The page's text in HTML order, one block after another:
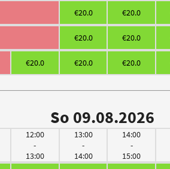
€20.0 €20.0
€20.0 €20.0
€20.0 €20.0 €20.0
So 09.08.2026
12:00
-
13:00
13:00
-
14:00
14:00
-
15:00